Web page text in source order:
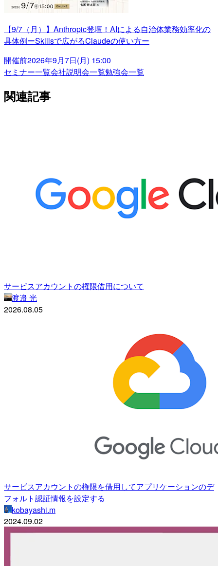
【9/7（月）】Anthropic登壇！AIによる自治体業務効率化の
具体例ーSkillsで広がるClaudeの使い方ー
開催前2026年9月7日(月) 15:00
セミナー一覧会社説明会一覧勉強会一覧
関連記事
サービスアカウントの権限借用について
渡邉 光
2026.08.05
サービスアカウントの権限を借用してアプリケーションのデ
フォルト認証情報を設定する
kobayashi.m
2024.09.02